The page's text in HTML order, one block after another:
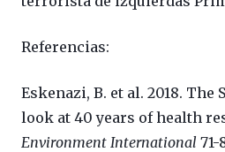
Referencias:
Eskenazi, B. et al. 2018. The
look at 40 years of health
Environment International 71-